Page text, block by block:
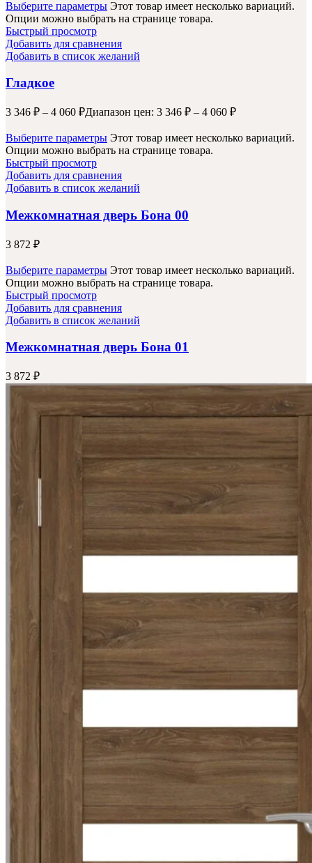
Выберите параметры Этот товар имеет несколько вариаций.
Опции можно выбрать на странице товара.
Быстрый просмотр
Добавить для сравнения
Добавить в список желаний
Гладкое
3 346 ₽ – 4 060 ₽Диапазон цен: 3 346 ₽ – 4 060 ₽
Выберите параметры Этот товар имеет несколько вариаций.
Опции можно выбрать на странице товара.
Быстрый просмотр
Добавить для сравнения
Добавить в список желаний
Межкомнатная дверь Бона 00
3 872 ₽
Выберите параметры Этот товар имеет несколько вариаций.
Опции можно выбрать на странице товара.
Быстрый просмотр
Добавить для сравнения
Добавить в список желаний
Межкомнатная дверь Бона 01
3 872 ₽